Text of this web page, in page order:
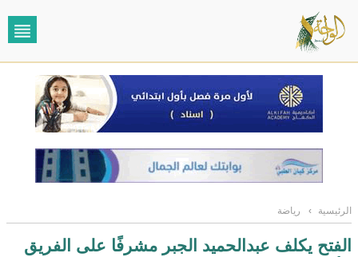
الرئيسية › رياضة
الفتح يكلف عبدالحميد الجبر مشرفًا على الفريق